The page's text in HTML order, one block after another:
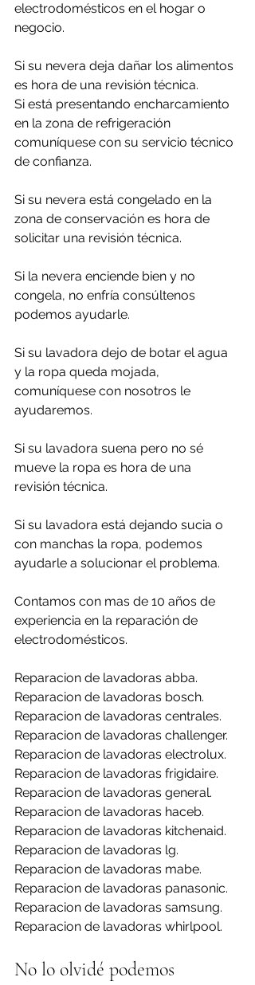
electrodomésticos en el hogar o
negocio.
Si su nevera deja dañar los alimentos
es hora de una revisión técnica.
Si está presentando encharcamiento
en la zona de refrigeración
comuníquese con su servicio técnico
de confianza.
Si su nevera está congelado en la
zona de conservación es hora de
solicitar una revisión técnica.
Si la nevera enciende bien y no
congela, no enfría consúltenos
podemos ayudarle.
Si su lavadora dejo de botar el agua
y la ropa queda mojada,
comuníquese con nosotros le
ayudaremos.
Si su lavadora suena pero no sé
mueve la ropa es hora de una
revisión técnica.
Si su lavadora está dejando sucia o
con manchas la ropa, podemos
ayudarle a solucionar el problema.
Contamos con mas de 10 años de
experiencia en la reparación de
electrodomésticos.
Reparacion de lavadoras abba.
Reparacion de lavadoras bosch.
Reparacion de lavadoras centrales.
Reparacion de lavadoras challenger.
Reparacion de lavadoras electrolux.
Reparacion de lavadoras frigidaire.
Reparacion de lavadoras general.
Reparacion de lavadoras haceb.
Reparacion de lavadoras kitchenaid.
Reparacion de lavadoras lg.
Reparacion de lavadoras mabe.
Reparacion de lavadoras panasonic.
Reparacion de lavadoras samsung.
Reparacion de lavadoras whirlpool.
No lo olvidé podemos